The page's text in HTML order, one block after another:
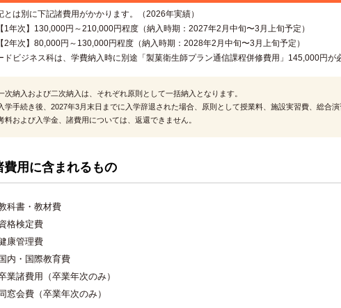
とは別に下記諸費用がかかります。（2026年実績）
年次】130,000円～210,000円程度（納入時期：2027年2月中旬〜3月上旬予定）
年次】80,000円～130,000円程度（納入時期：2028年2月中旬〜3月上旬予定）
ドビジネス科は、学費納入時に別途「製菓衛生師プラン通信課程併修費用」145,000円が
次納入および二次納入は、それぞれ原則として一括納入となります。
学手続き後、2027年3月末日までに入学辞退された場合、原則として授業料、施設実習費、総合
料および入学金、諸費用については、返還できません。
費用に含まれるもの
科書・教材費
格検定費
康管理費
国内・国際教育費
業諸費用（卒業年次のみ）
同窓会費（卒業年次のみ）